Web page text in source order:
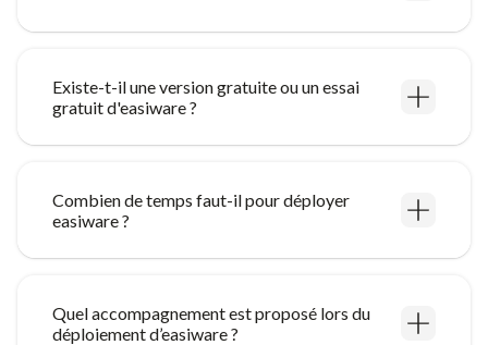
Existe-t-il une version gratuite ou un essai
gratuit d'easiware ?
Combien de temps faut-il pour déployer
easiware ?
Quel accompagnement est proposé lors du
déploiement d’easiware ?